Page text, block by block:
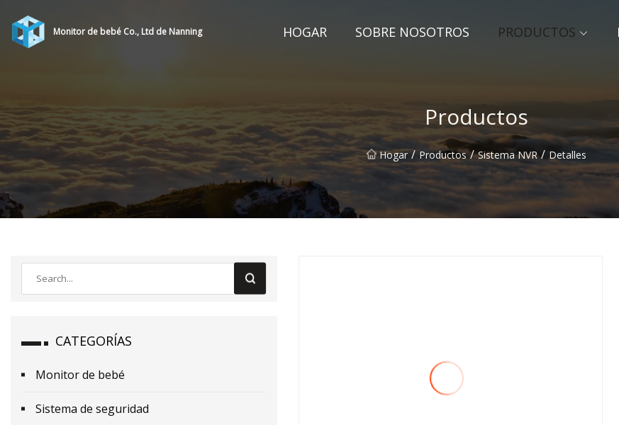
Monitor de bebé Co., Ltd de Nanning HOGAR SOBRE NOSOTROS PRODUCTOS
Productos
Hogar / Productos / Sistema NVR / Detalles
CATEGORÍAS
Monitor de bebé
Sistema de seguridad